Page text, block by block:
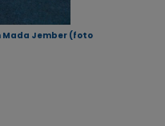
Mada Jember (foto